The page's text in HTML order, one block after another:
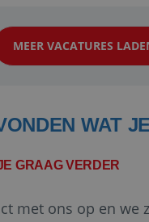
een enthousiaste,
MEER VACATURES
WAT
GRAAG VERDER
met ons op en we
Google Privacy Policy